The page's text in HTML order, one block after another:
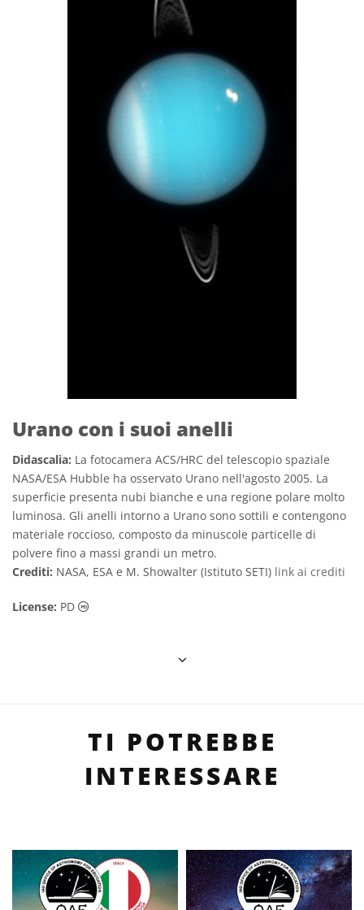
Urano con i suoi anelli
Didascalia: La fotocamera ACS/HRC del telescopio spaziale
NASA/ESA Hubble ha osservato Urano nell'agosto 2005. La
superficie presenta nubi bianche e una regione polare molto
luminosa. Gli anelli intorno a Urano sono sottili e contengono
materiale roccioso, composto da minuscole particelle di
polvere fino a massi grandi un metro.
Crediti: NASA, ESA e M. Showalter (Istituto SETI) link ai crediti
License: PD Dominio Pubblico icone
TI POTREBBE
INTERESSARE